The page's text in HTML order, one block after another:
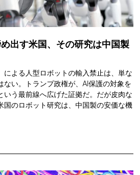
出す米国、その研究は中国製
による人型ロボットの輸入禁止は、単な
ない。トランプ政権が、AI保護の対象を
いう最前線へ広げた証拠だ。だが皮肉な
国のロボット研究は、中国製の安価な機